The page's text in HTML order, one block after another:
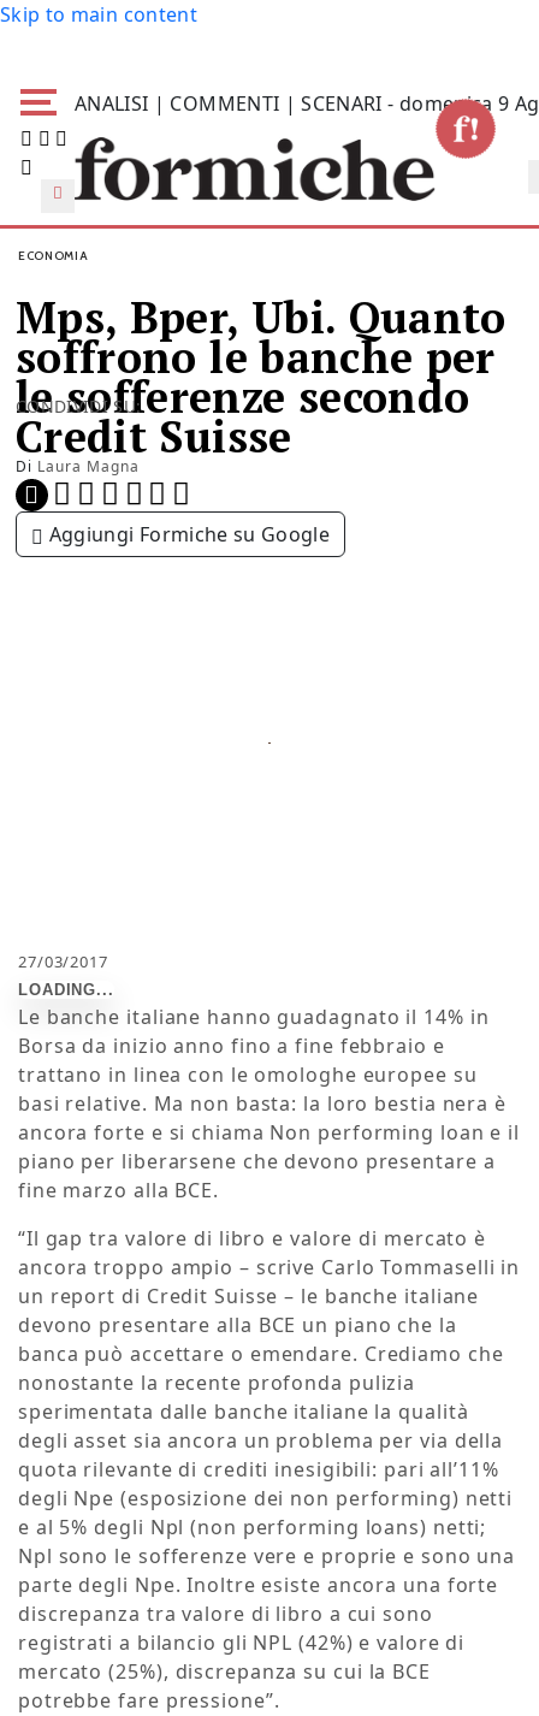
Skip to main content
ANALISI | COMMENTI | SCENARI - domenica 9
ECONOMIA
Mps, Bper, Ubi. Quanto
soffrono le banche per
le sofferenze secondo
Credit Suisse
Di Laura Magna
CONDIVIDI SU:
Aggiungi Formiche su Google
27/03/2017
Le banche italiane hanno guadagnato il 14% in
Borsa da inizio anno fino a fine febbraio e
trattano in linea con le omologhe europee su
basi relative. Ma non basta: la loro bestia nera è
ancora forte e si chiama Non performing loan e il
piano per liberarsene che devono presentare a
fine marzo alla BCE.
“Il gap tra valore di libro e valore di mercato è
ancora troppo ampio – scrive Carlo Tommaselli in
un report di Credit Suisse – le banche italiane
devono presentare alla BCE un piano che la
banca può accettare o emendare. Crediamo che
nonostante la recente profonda pulizia
sperimentata dalle banche italiane la qualità
degli asset sia ancora un problema per via della
quota rilevante di crediti inesigibili: pari all’11%
degli Npe (esposizione dei non performing) netti
e al 5% degli Npl (non performing loans) netti;
Npl sono le sofferenze vere e proprie e sono una
parte degli Npe. Inoltre esiste ancora una forte
discrepanza tra valore di libro a cui sono
registrati a bilancio gli NPL (42%) e valore di
mercato (25%), discrepanza su cui la BCE
potrebbe fare pressione”.